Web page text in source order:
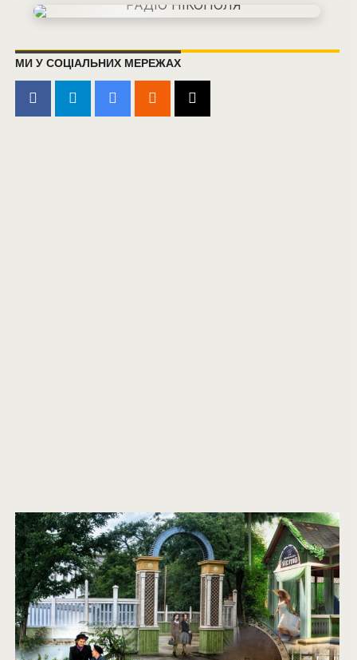
МИ У СОЦІАЛЬНИХ МЕРЕЖАХ